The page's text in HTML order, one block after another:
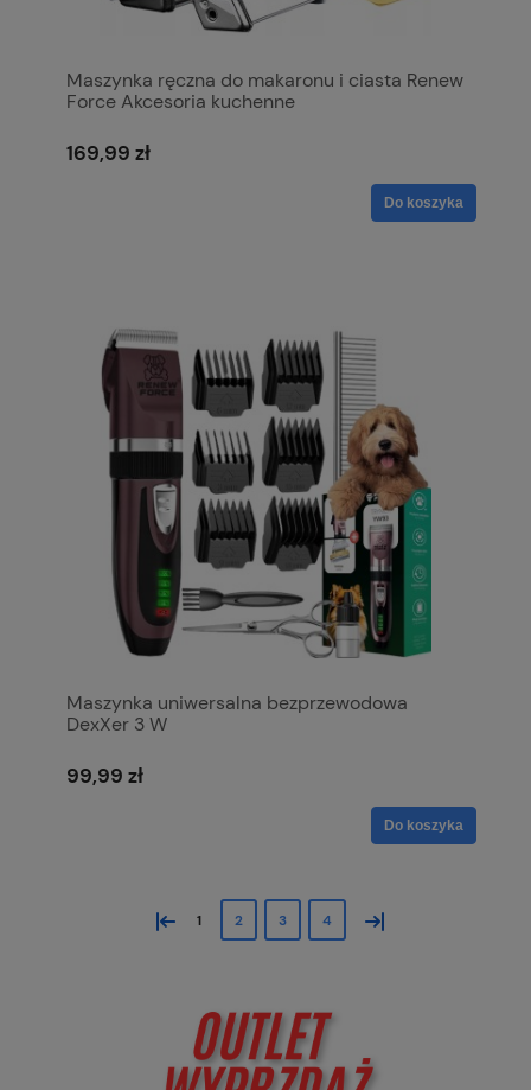
Maszynka ręczna do makaronu i ciasta Renew
Force Akcesoria kuchenne
169,99 zł
Do koszyka
Maszynka uniwersalna bezprzewodowa
DexXer 3 W
99,99 zł
Do koszyka
« 1 2 3 4 »